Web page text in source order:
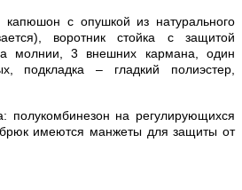
капюшон с опушкой из натурального
воротник стойка с защитой
молнии, 3 внешних кармана, один
подкладка – гладкий полиэстер,
полукомбинезон на регулирующихся
имеются манжеты для защиты от